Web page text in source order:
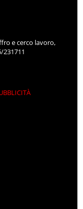
e cerco lavoro,